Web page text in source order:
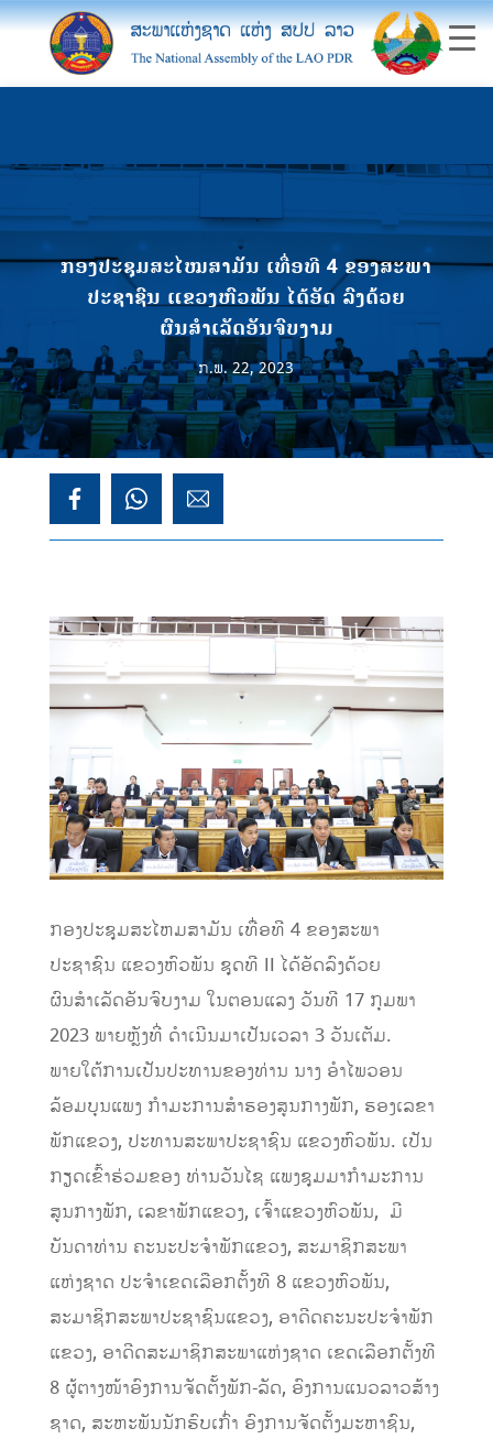
ກອງປະຊຸມສະໄໝສາມັນ ເທື່ອທີ 4 ຂອງສະພາ
ປະຊາຊົນ ແຂວງຫົວພັນ ໄດ້ອັດ ລົງດ້ວຍ
ຜົນສຳເລັດອັນຈົບງາມ
ກ.ພ. 22, 2023
ກອງປະຊຸມສະໄຫມສາມັນ ເທື່ອທີ 4 ຂອງສະພາ
ປະຊາຊົນ ແຂວງຫົວພັນ ຊຸດທີ II ໄດ້ອັດລົງດ້ວຍ
ຜົນສຳເລັດອັນຈົບງາມ ໃນຕອນແລງ ວັນທີ 17 ກຸມພາ
2023 ພາຍຫຼັງທີ່ ດໍາເນີນມາເປັນເວລາ 3 ວັນເຕັມ.
ພາຍໃຕ້ການເປັນປະທານຂອງທ່ານ ນາງ ອຳໄພວອນ
ລ້ອມບຸນແພງ ກຳມະການສຳຮອງສູນກາງພັກ, ຮອງເລຂາ
ພັກແຂວງ, ປະທານສະພາປະຊາຊົນ ແຂວງຫົວພັນ. ເປັນ
ກຽດເຂົ້າຮ່ວມຂອງ ທ່ານວັນໄຊ ແພງຊຸມມາກຳມະການ
ສູນກາງພັກ, ເລຂາພັກແຂວງ, ເຈົ້າແຂວງຫົວພັນ, ມີ
ບັນດາທ່ານ ຄະນະປະຈຳພັກແຂວງ, ສະມາຊິກສະພາ
ແຫ່ງຊາດ ປະຈຳເຂດເລືອກຕັ້ງທີ 8 ແຂວງຫົວພັນ,
ສະມາຊິກສະພາປະຊາຊົນແຂວງ, ອາດີດຄະນະປະຈໍາພັກ
ແຂວງ, ອາດີດສະມາຊິກສະພາແຫ່ງຊາດ ເຂດເລືອກຕັ້ງທີ
8 ຜູ້ຕາງໜ້າອົງການຈັດຕັ້ງພັກ-ລັດ, ອົງການແນວລາວສ້າງ
ຊາດ, ສະຫະພັນນັກຮົບເກົ່າ ອົງການຈັດຕັ້ງມະຫາຊົນ,